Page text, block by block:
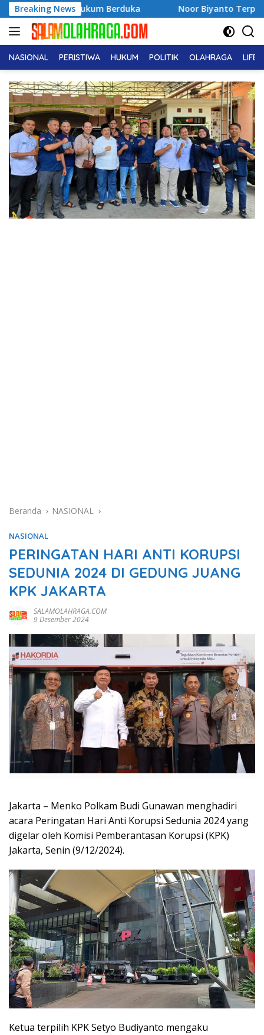
Langsung
ke
konten
Breaking News
Hukum Berduka Noor Biyanto Terpilih Aklamasi
NASIONAL PERISTIWA HUKUM POLITIK OLAHRAGA
Beranda NASIONAL
NASIONAL
PERINGATAN HARI ANTI KORUPSI
SEDUNIA 2024 DI GEDUNG JUANG
KPK JAKARTA
SALAMOLAHRAGA.COM
9 Desember 2024
Jakarta – Menko Polkam Budi Gunawan menghadiri
acara Peringatan Hari Anti Korupsi Sedunia 2024 yang
digelar oleh Komisi Pemberantasan Korupsi (KPK)
Jakarta, Senin (9/12/2024).
Ketua terpilih KPK Setyo Budiyanto mengaku